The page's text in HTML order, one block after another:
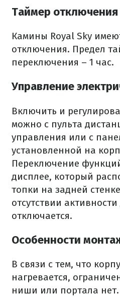
Таймер отключения
Камины Royal Sky
отключения. Предел
переключения – 1 час.
Управление
Включить и
можно с пульта
управления или с
установленной на
Переключение
дисплее, который
топки на задней
отсутствии
отключается.
Особенности
В связи с тем, что
нагревается,
ниши или портала нет.